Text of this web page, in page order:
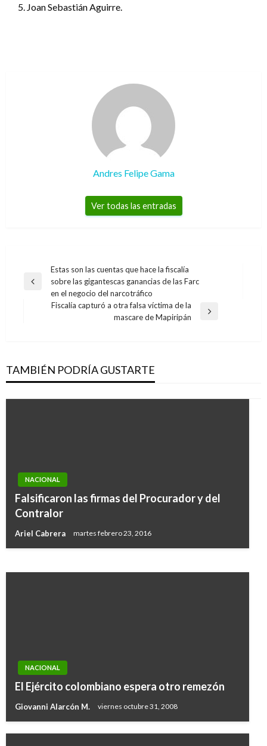
5. Joan Sebastián Aguirre.
Andres Felipe Gama
Ver todas las entradas
Navegación
de
entradas
Entrada
Estas son las cuentas que hace la fiscalía
sobre las gigantescas ganancias de las Farc
en el negocio del narcotráfico
Fiscalía capturó a otra falsa víctima de la
mascare de Mapiripán
TAMBIÉN PODRÍA GUSTARTE
NACIONAL
Falsificaron las firmas del Procurador y del
Contralor
Ariel Cabrera martes febrero 23, 2016
Se amplía la convocatoria nacional de
NACIONAL
El Ejército colombiano espera otro remezón
Giovanni Alarcón M. viernes octubre 31, 2008